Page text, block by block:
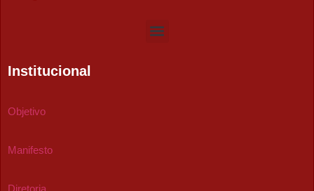
Institucional
Objetivo
Manifesto
Diretoria